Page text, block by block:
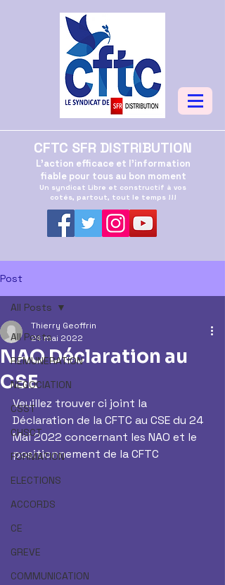
CFTC SFR DISTRIBUTION
L'action efficace et l'information
fiable pour tous au bon moment
Un syndicat Libre et constructif à vos
cotés, partout, tout le temps !!!
Post
All Posts
REMUNERATION
NEGOCIATION
CSST
CHSCT
FORMATION
ELECTIONS
ACCORDS
CE
GREVE
COMMUNICATION
All Posts
NAO Déclaration au
CSE
Thierry Geoffrin
24 mai 2022
Veuillez trouver ci joint la
Déclaration de la CFTC au CSE du 24
Mai 2022 concernant les NAO et le
positionnement de la CFTC